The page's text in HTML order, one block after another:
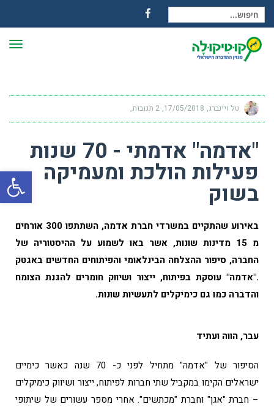
חיפוש עבור:
Facebook
טל ויינברג 17/05/2018 2 תגובות
"אדמה" אדמתי - 70 שנות
פעילות הולכת ומעמיקה
בשוק
באירוע שהתקיים במשרדי חברת אדמה, השתתפו 300 אורחים
מ 15 מדינות שונות, אשר באו לשמוע על ההיסטוריה של
החברה, סיפור ההצלחה הבינלאומי והפיתוחים החדשים באגטק
."אדמה" עוסקת בפיתוח, ייצור ושיווק חומרים להגנת הצומח
והדברה כמו גם כימיקלים לתעשיות שונות.
עבר, הווה ועתיד
הסיפור של "אדמה" מתחיל לפני כ- 70 שנה כאשר כימיים
ישראלים הקימו במקביל שתי חברות לפיתוח, ייצור ושיווק כימיקלים
– חברת "אגן" וחברת "מכתשים". אחרי מספר עשורים של שיתופי